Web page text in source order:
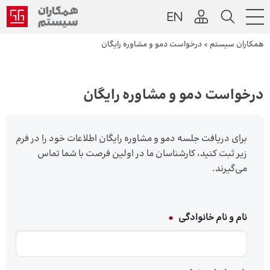
همکاران سیستم > درخواست دمو و مشاوره رایگان
درخواست دمو و مشاوره رایگان
برای دریافت جلسه دمو و مشاوره رایگان اطلاعات خود را در فرم
زیر ثبت کنید، کارشناسان ما در اولین فرصت با شما تماس
می‌گیرند.
نام و نام خانوادگی *